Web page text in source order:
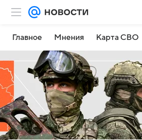
Главное Мнения Карта СВО